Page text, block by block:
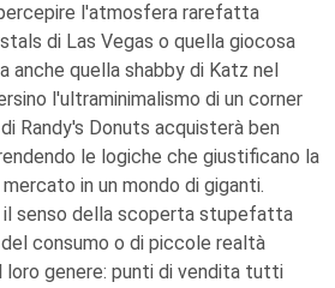
l'atmosfera rarefatta
di Las Vegas o quella giocosa
anche quella shabby di Katz nel
l'ultraminimalismo di un corner
Randy's Donuts acquisterà ben
le logiche che giustificano la
in un mondo di giganti.
il senso della scoperta stupefatta
consumo o di piccole realtà
loro genere: punti di vendita tutti